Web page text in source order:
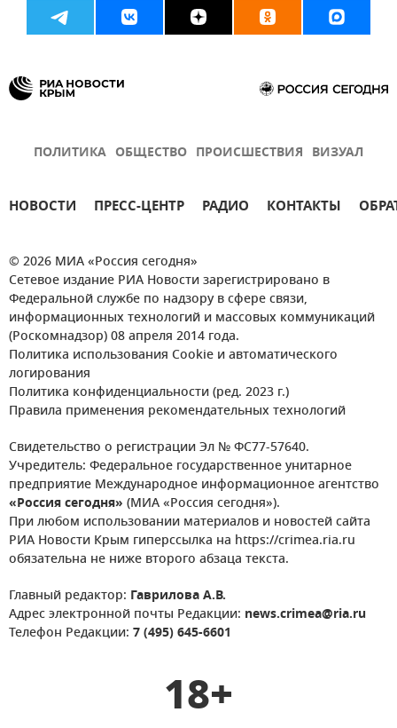
ПОЛИТИКА ОБЩЕСТВО ПРОИСШЕСТВИЯ ВИЗУАЛ
НОВОСТИ ПРЕСС-ЦЕНТР РАДИО КОНТАКТЫ
© 2026 МИА «Россия сегодня»
Сетевое издание РИА Новости зарегистрировано в
Федеральной службе по надзору в сфере связи,
информационных технологий и массовых коммуникаций
(Роскомнадзор) 08 апреля 2014 года.
Политика использования Cookie и автоматического
логирования
Политика конфиденциальности (ред. 2023 г.)
Правила применения рекомендательных технологий
Свидетельство о регистрации Эл № ФС77-57640.
Учредитель: Федеральное государственное унитарное
предприятие Международное информационное агентство
«Россия сегодня» (МИА «Россия сегодня»).
При любом использовании материалов и новостей сайта
РИА Новости Крым гиперссылка на https://crimea.ria.ru
обязательна не ниже второго абзаца текста.
Главный редактор: Гаврилова А.В.
Адрес электронной почты Редакции: news.crimea@ria.ru
Телефон Редакции: 7 (495) 645-6601
18+